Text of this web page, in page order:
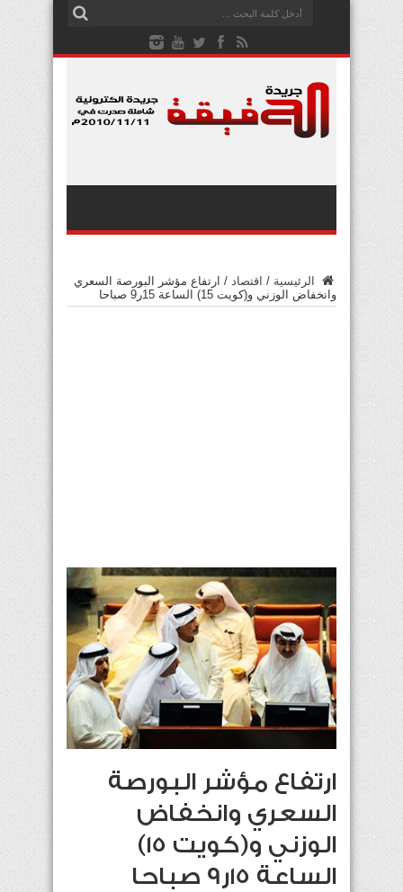
الرئيسية / اقتصاد / ارتفاع مؤشر البورصة السعري
وانخفاض الوزني و(كويت 15) الساعة 15ر9 صباحا
ارتفاع مؤشر البورصة
السعري وانخفاض
الوزني و(كويت 15)
الساعة 15ر9 صباحا